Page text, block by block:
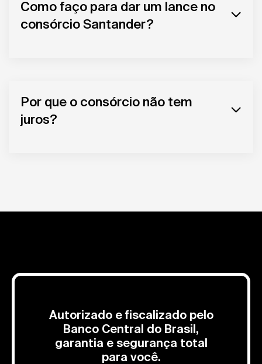
Como faço para dar um lance no
consórcio Santander?
Por que o consórcio não tem
juros?
Autorizado e fiscalizado pelo
Banco Central do Brasil,
garantia e segurança total
para você.